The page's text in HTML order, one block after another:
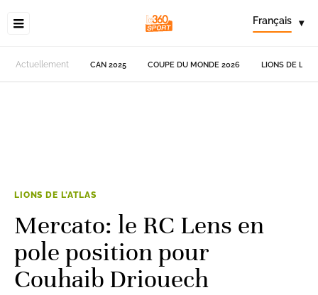
Français ▾
Actuellement CAN 2025 COUPE DU MONDE 2026 LIONS DE
LIONS DE L'ATLAS
Mercato: le RC Lens en
pole position pour
Couhaib Driouech